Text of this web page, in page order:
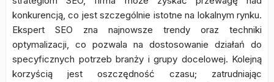
konkurencją, co jest szczególnie istotne na lokalnym rynku.
Ekspert SEO zna najnowsze trendy oraz techniki
optymalizacji, co pozwala na dostosowanie działań do
specyficznych potrzeb branży i grupy docelowej. Kolejną
korzyścią jest oszczędność czasu; zatrudniając